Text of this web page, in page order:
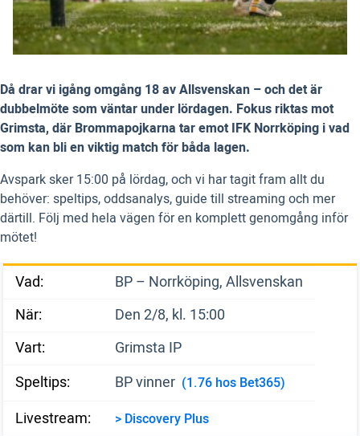
Då drar vi igång omgång 18 av Allsvenskan – och det är
dubbelmöte som väntar under lördagen. Fokus riktas mot
Grimsta, där Brommapojkarna tar emot IFK Norrköping i vad
som kan bli en viktig match för båda lagen.
Avspark sker 15:00 på lördag, och vi har tagit fram allt du
behöver: speltips, oddsanalys, guide till streaming och mer
därtill. Följ med hela vägen för en komplett genomgång inför
mötet!
Vad:
BP – Norrköping, Allsvenskan
När:
Den 2/8, kl. 15:00
Vart:
Grimsta IP
Speltips:
BP vinner (1.76 hos Bet365)
Livestream: > Discovery Plus